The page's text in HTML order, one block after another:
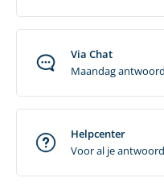
Via Chat
Maandag
Helpcenter
Voor al je